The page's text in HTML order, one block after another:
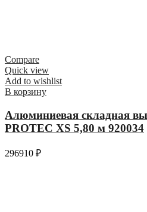
Compare
Quick view
Add to wishlist
В корзину
Алюминиевая складная
PROTEC XS 5,80 м 920034
296910 ₽